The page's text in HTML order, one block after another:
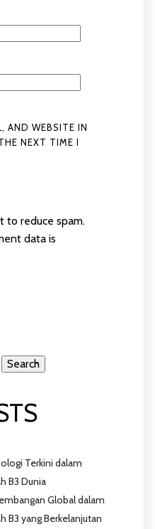
AND WEBSITE IN
NEXT TIME I
to reduce spam.
data is
Search
Terkini dalam
B3 Dunia
Global dalam
B3 yang Berkelanjutan